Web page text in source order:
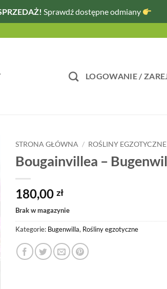
Sprawdź dostępne odmiany
LOGOWANIE /
STRONA GŁÓWNA / ROŚLINY EGZOTYCZNE
Bougainvillea –
180,00 zł
Brak w magazynie
Kategorie: Bugenwilla, Rośliny egzotyczne